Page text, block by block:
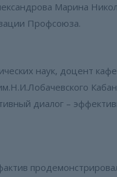
Марина
Профсоюза.
наук, доцент
диалог –